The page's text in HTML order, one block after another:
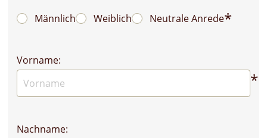
Männlich
Weiblich Neutrale Anrede*
Vorname:
*
Nachname: